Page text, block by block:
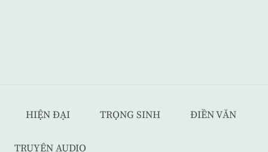
HIỆN ĐẠI TRỌNG SINH ĐIỀN VĂN
TRUYỆN AUDIO